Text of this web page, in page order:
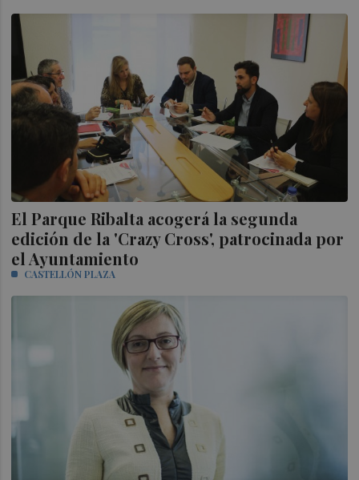
El Parque Ribalta acogerá la segunda
edición de la 'Crazy Cross', patrocinada por
el Ayuntamiento
CASTELLÓN PLAZA